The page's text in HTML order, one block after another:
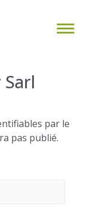
par le
pas publié.